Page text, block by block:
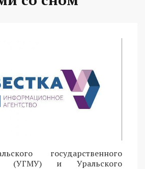
государственного
(УГМУ) и Уральского